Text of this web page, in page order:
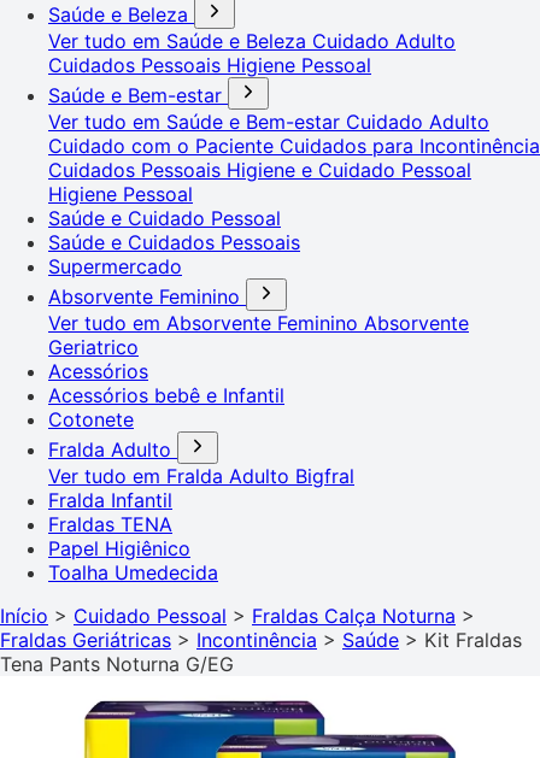
Saúde e Beleza
Ver tudo em Saúde e Beleza Cuidado Adulto
Cuidados Pessoais Higiene Pessoal
Saúde e Bem-estar
Ver tudo em Saúde e Bem-estar Cuidado Adulto
Cuidado com o Paciente Cuidados para Incontinência
Cuidados Pessoais Higiene e Cuidado Pessoal
Higiene Pessoal
Saúde e Cuidado Pessoal
Saúde e Cuidados Pessoais
Supermercado
Absorvente Feminino
Ver tudo em Absorvente Feminino Absorvente
Geriatrico
Acessórios
Acessórios bebê e Infantil
Cotonete
Fralda Adulto
Ver tudo em Fralda Adulto Bigfral
Fralda Infantil
Fraldas TENA
Papel Higiênico
Toalha Umedecida
Início > Cuidado Pessoal > Fraldas Calça Noturna >
Fraldas Geriátricas > Incontinência > Saúde > Kit Fraldas
Tena Pants Noturna G/EG